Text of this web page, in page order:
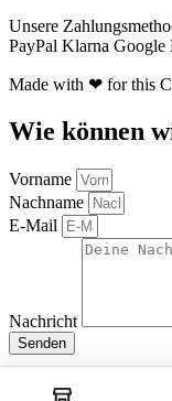
Unsere
PayPal Klarna Google
Made with ❤ for this
Wie können
Vorname
Nachname
E-Mail
Nachricht
Senden